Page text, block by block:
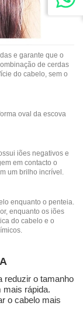
e garante que o
de cerdas
do cabelo, sem o
oval da escova
iões negativos e
em contacto o
um brilho incrível.
enquanto o penteia.
enquanto os iões
do cabelo e o
reduzir o tamanho
mais rápida.
o cabelo mais